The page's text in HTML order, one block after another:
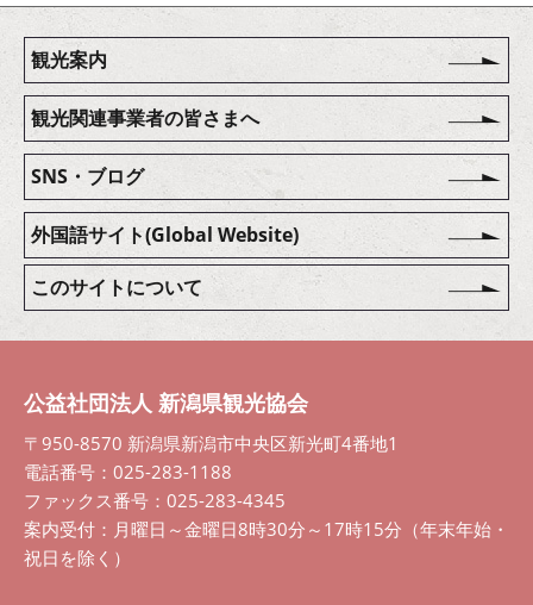
観光案内
観光関連事業者の皆さまへ
SNS・ブログ
外国語サイト(Global Website)
このサイトについて
公益社団法人 新潟県観光協会
〒950-8570 新潟県新潟市中央区新光町4番地1
電話番号：025-283-1188
ファックス番号：025-283-4345
案内受付：月曜日～金曜日8時30分～17時15分（年末年始・
祝日を除く）